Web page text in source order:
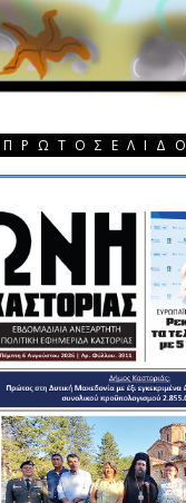
ΠΡΩΤΟΣΈΛΙΔΟ